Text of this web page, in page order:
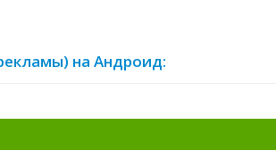
на Андроид: